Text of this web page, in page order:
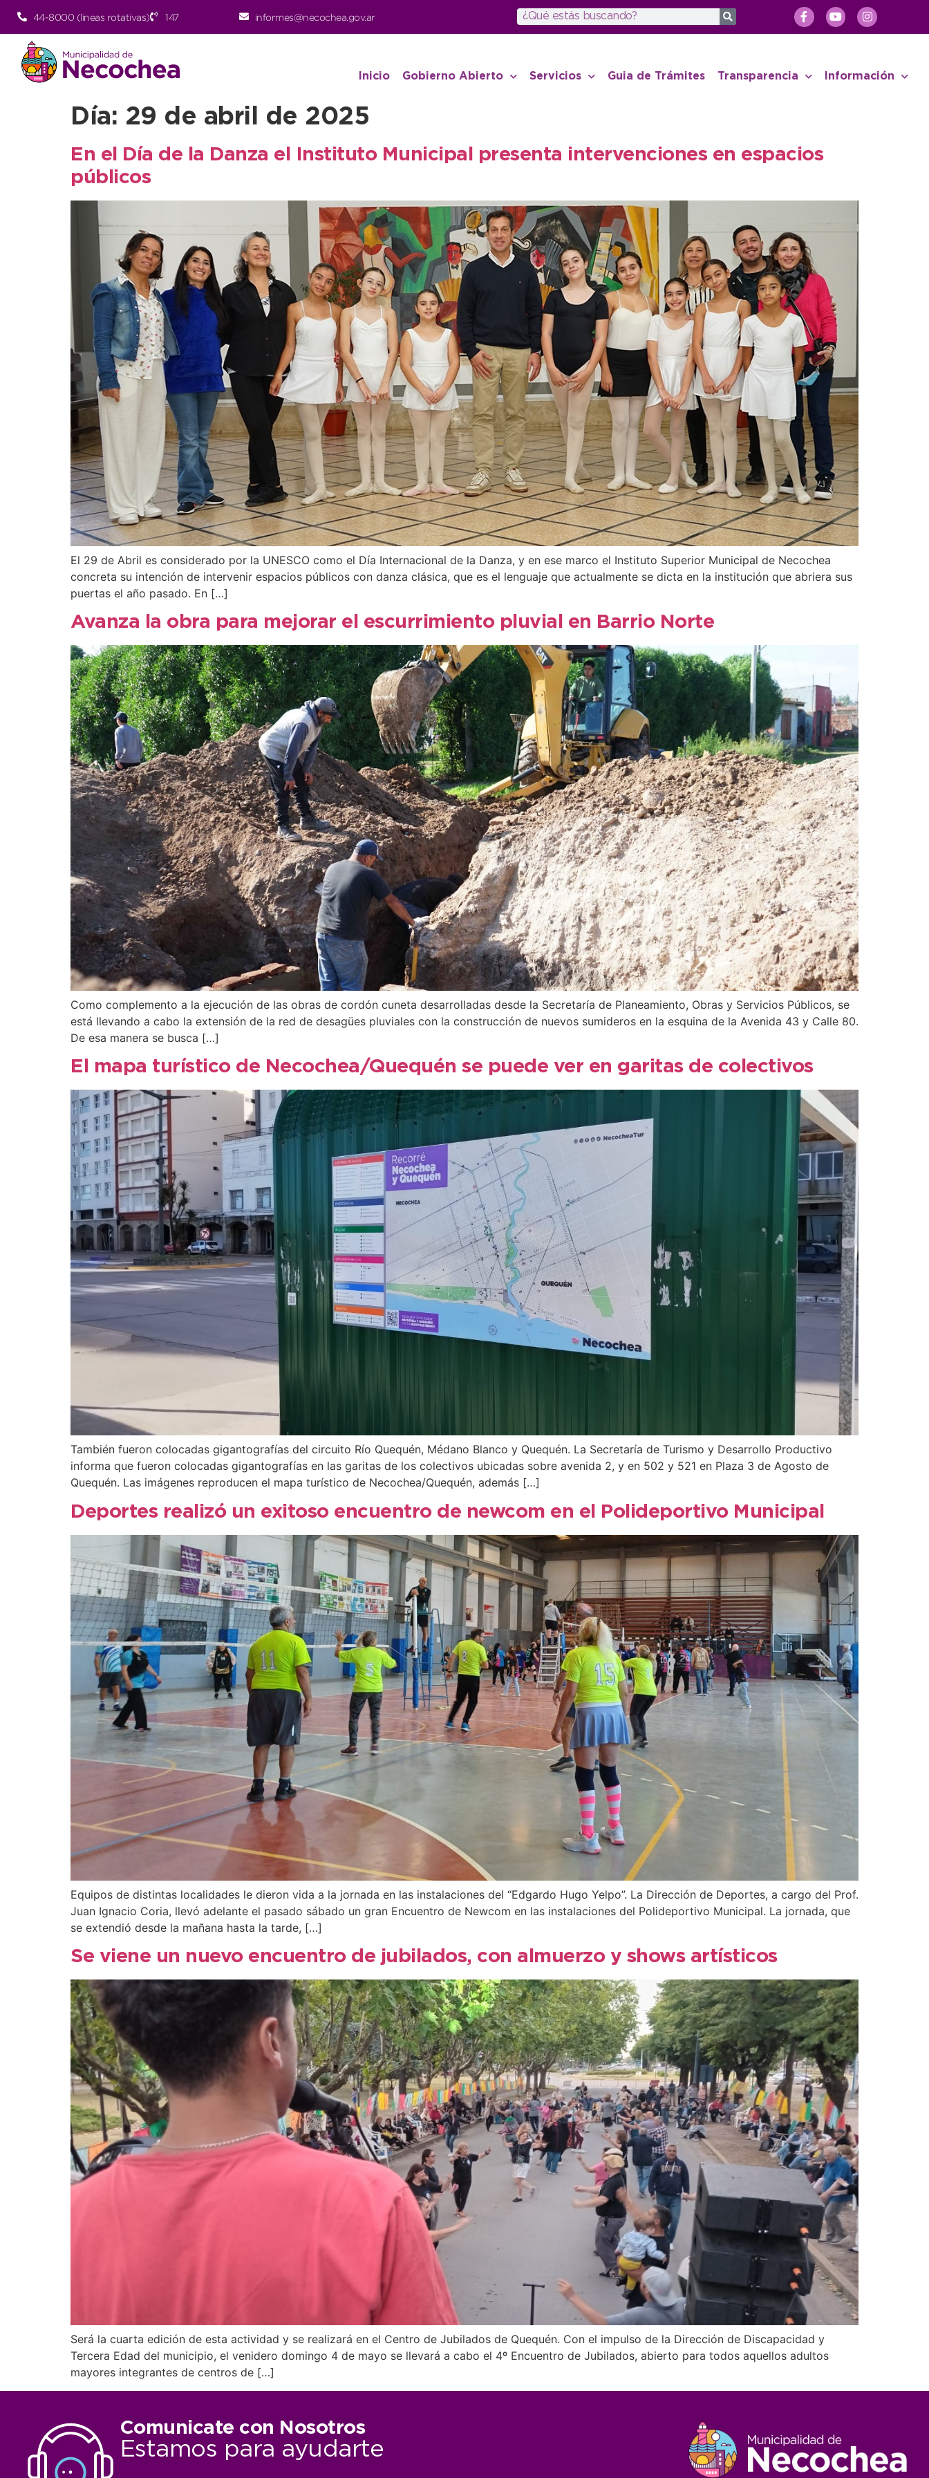
44-8000 (lineas rotativas) 147 informes@necochea.gov.ar
Inicio Gobierno Abierto Servicios Guia de Trámites Transparencia Información
Día: 29 de abril de 2025
En el Día de la Danza el Instituto Municipal presenta intervenciones en espacios
públicos
El 29 de Abril es considerado por la UNESCO como el Día Internacional de la Danza, y en ese marco el Instituto Superior Municipal de Necochea
concreta su intención de intervenir espacios públicos con danza clásica, que es el lenguaje que actualmente se dicta en la institución que abriera sus
puertas el año pasado. En […]
Avanza la obra para mejorar el escurrimiento pluvial en Barrio Norte
Como complemento a la ejecución de las obras de cordón cuneta desarrolladas desde la Secretaría de Planeamiento, Obras y Servicios Públicos, se
está llevando a cabo la extensión de la red de desagües pluviales con la construcción de nuevos sumideros en la esquina de la Avenida 43 y Calle 80.
De esa manera se busca […]
El mapa turístico de Necochea/Quequén se puede ver en garitas de colectivos
También fueron colocadas gigantografías del circuito Río Quequén, Médano Blanco y Quequén. La Secretaría de Turismo y Desarrollo Productivo
informa que fueron colocadas gigantografías en las garitas de los colectivos ubicadas sobre avenida 2, y en 502 y 521 en Plaza 3 de Agosto de
Quequén. Las imágenes reproducen el mapa turístico de Necochea/Quequén, además […]
Deportes realizó un exitoso encuentro de newcom en el Polideportivo Municipal
Equipos de distintas localidades le dieron vida a la jornada en las instalaciones del “Edgardo Hugo Yelpo”. La Dirección de Deportes, a cargo del Prof.
Juan Ignacio Coria, llevó adelante el pasado sábado un gran Encuentro de Newcom en las instalaciones del Polideportivo Municipal. La jornada, que
se extendió desde la mañana hasta la tarde, […]
Se viene un nuevo encuentro de jubilados, con almuerzo y shows artísticos
Será la cuarta edición de esta actividad y se realizará en el Centro de Jubilados de Quequén. Con el impulso de la Dirección de Discapacidad y
Tercera Edad del municipio, el venidero domingo 4 de mayo se llevará a cabo el 4º Encuentro de Jubilados, abierto para todos aquellos adultos
mayores integrantes de centros de […]
Comunicate con Nosotros
Estamos para ayudarte